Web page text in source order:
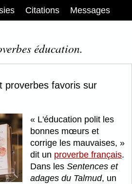
Citations Messages
éducation.
proverbes favoris sur
L'éducation polit les
bonnes mœurs et
corrige les mauvaises,
dit un proverbe français.
Dans les Sentences et
adages du Talmud, un